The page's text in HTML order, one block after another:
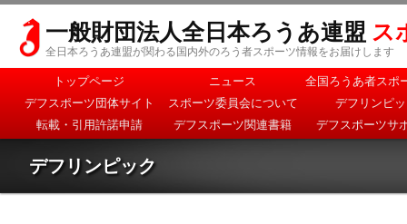
一般財団法人全日本ろうあ連盟 ス
全日本ろうあ連盟が関わる国内外のろう者スポーツ情報をお届けします
メインメニュー
メインコンテンツへ移
動
サブコンテンツへ移動
トップページ ニュース
全国ろうあ者スポ
デフスポーツ団体サイト
スポーツ委員会について
デフリンピ
転載・引用許諾申請
デフスポーツ関連書籍 デフスポーツサ
デフリンピック